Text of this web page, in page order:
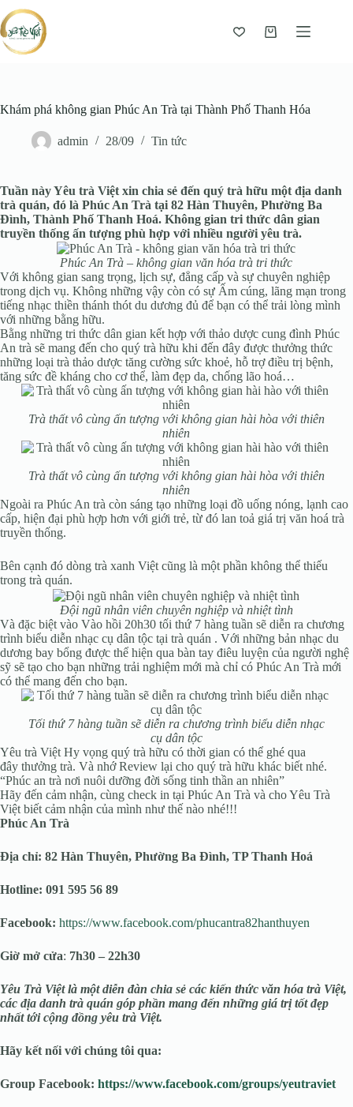
Giỏ
Khám phá không gian Phúc An Trà tại Thành Phố Thanh Hóa
admin 28/09 Tin tức
Tuần này Yêu trà Việt xin chia sẻ đến quý trà hữu một địa danh
trà quán, đó là Phúc An Trà tại 82 Hàn Thuyên, Phường Ba
Đình, Thành Phố Thanh Hoá. Không gian tri thức dân gian
truyền thống ấn tượng phù hợp với nhiều người yêu trà.
Phúc An Trà – không gian văn hóa trà tri thức
Với không gian sang trọng, lịch sự, đẳng cấp và sự chuyên nghiệp
trong dịch vụ. Không những vậy còn có sự Ấm cúng, lãng mạn trong
tiếng nhạc thiền thánh thót du dương đủ để bạn có thể trải lòng mình
với những bằng hữu.
Bằng những tri thức dân gian kết hợp với thảo dược cung đình Phúc
An trà sẽ mang đến cho quý trà hữu khi đến đây được thưởng thức
những loại trà thảo dược tăng cường sức khoẻ, hỗ trợ điều trị bệnh,
tăng sức đề kháng cho cơ thể, làm đẹp da, chống lão hoá…
Trà thất vô cùng ấn tượng với không gian hài hòa với thiên
nhiên
Trà thất vô cùng ấn tượng với không gian hài hòa với thiên
nhiên
Ngoài ra Phúc An trà còn sáng tạo những loại đồ uống nóng, lạnh cao
cấp, hiện đại phù hợp hơn với giới trẻ, từ đó lan toả giá trị văn hoá trà
truyền thống.
Bên cạnh đó dòng trà xanh Việt cũng là một phần không thể thiếu
trong trà quán.
Đội ngũ nhân viên chuyên nghiệp và nhiệt tình
Và đặc biệt vào Vào hồi 20h30 tối thứ 7 hàng tuần sẽ diễn ra chương
trình biểu diễn nhạc cụ dân tộc tại trà quán . Với những bản nhạc du
dương bay bổng được thể hiện qua bàn tay điêu luyện của người nghệ
sỹ sẽ tạo cho bạn những trải nghiệm mới mà chỉ có Phúc An Trà mới
có thể mang đến cho bạn.
Tối thứ 7 hàng tuần sẽ diễn ra chương trình biểu diễn nhạc
cụ dân tộc
Yêu trà Việt Hy vọng quý trà hữu có thời gian có thể ghé qua
đây thưởng trà. Và nhớ Review lại cho quý trà hữu khác biết nhé.
“Phúc an trà nơi nuôi dưỡng đời sống tinh thần an nhiên”
Hãy đến cảm nhận, cùng check in tại Phúc An Trà và cho Yêu Trà
Việt biết cảm nhận của mình như thế nào nhé!!!
Phúc An Trà
Địa chỉ: 82 Hàn Thuyên, Phường Ba Đình, TP Thanh Hoá
Hotline: 091 595 56 89
Facebook: https://www.facebook.com/phucantra82hanthuyen
Giờ mở cửa: 7h30 – 22h30
Yêu Trà Việt là một diễn đàn chia sẻ các kiến thức văn hóa trà Việt,
các địa danh trà quán góp phần mang đến những giá trị tốt đẹp
nhất tới cộng đồng yêu trà Việt.
Hãy kết nối với chúng tôi qua:
Group Facebook: https://www.facebook.com/groups/yeutraviet